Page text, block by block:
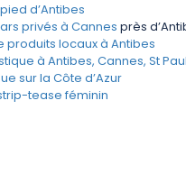
d’Antibes
privés à Cannes près
produits locaux à Antibes
à Antibes, Cannes, St
sur la Côte d’Azur
tease féminin